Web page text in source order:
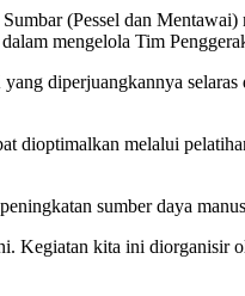
(Pessel dan
mengelola Tim
diperjuangkannya selaras
dioptimalkan melalui
sumber daya
Kegiatan kita ini diorganisir